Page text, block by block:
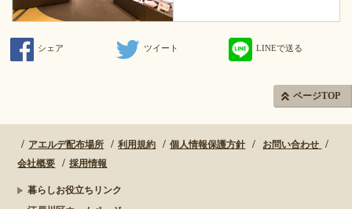
シェア ツイート LINEで送る
ページTOP
アエルデ配布場所 利用規約 個人情報保護方針
お問い合わせ
会社概要
採用情報
暮らしお役立ちリンク